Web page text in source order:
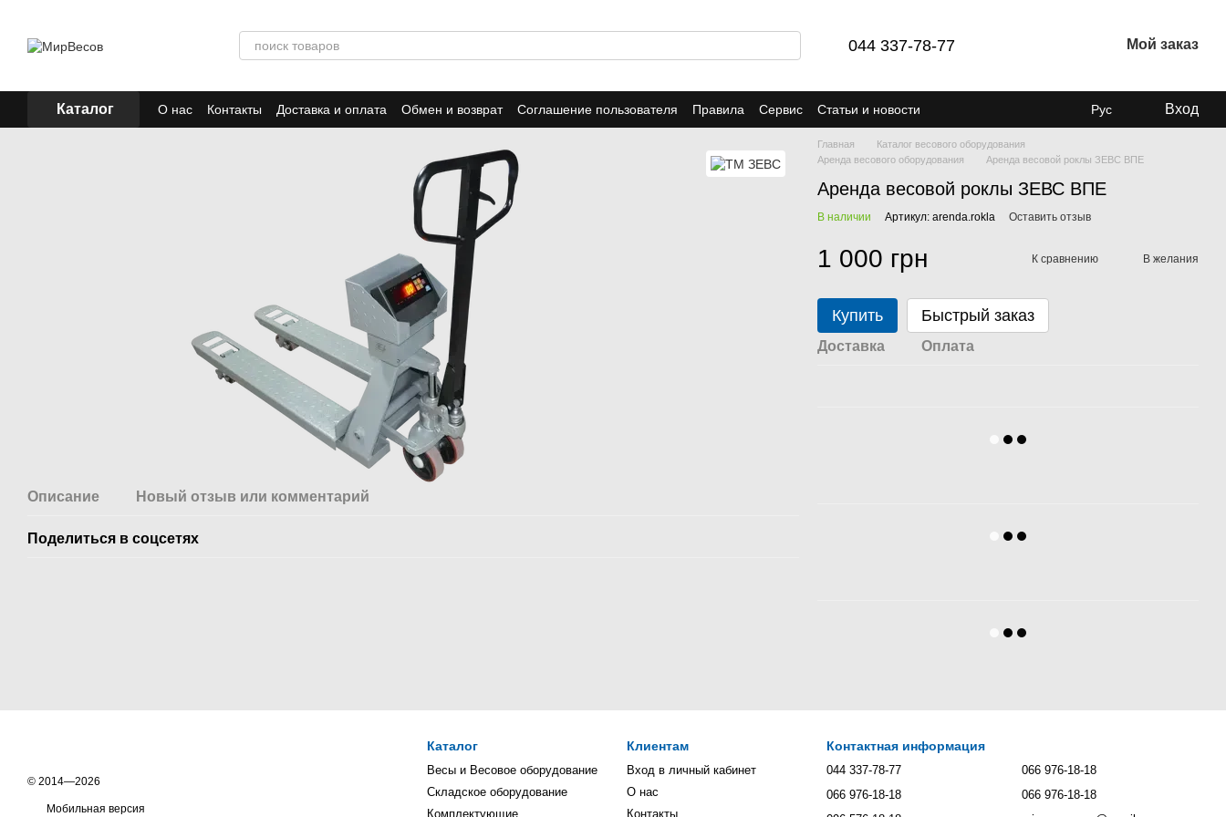
044 337-78-77 Мой заказ
Каталог О нас Контакты Доставка и оплата Обмен и возврат Соглашение пользователя Правила Сервис
Статьи и новости
Отзывы
Акции
Рус Вход
Описание Новый отзыв или комментарий
Поделиться в соцсетях
Главная
Каталог весового оборудования
Аренда весового оборудования
Аренда весовой роклы ЗЕВС ВПЕ
Аренда весовой роклы ЗЕВС ВПЕ
В наличии Артикул: arenda.rokla Оставить отзыв
1 000 грн К сравнению В желания
Купить Быстрый заказ
Доставка Оплата
© 2014—2026
Мобильная версия
Каталог
Весы и Весовое оборудование
Складское оборудование
Комплектующие
Клиентам
Вход в личный кабинет
О нас
Контакты
Контактная информация
044 337-78-77
066 976-18-18
066 976-18-18
066 976-18-18